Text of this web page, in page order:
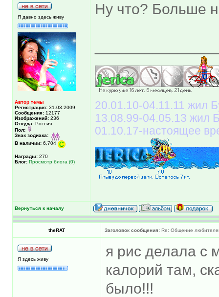
Я давно здесь живу
Автор темы
Регистрация: 31.03.2009
Сообщения: 12177
Изображений: 236
Откуда: Россия
Пол:
Знак зодиака:
В наличии: 6,704
Награды: 270
Блог: Просмотр блога (0)
Ну что? Больше
20.01.10-04.11.11 жил
13.08.99-04.05.13 жил
01.10.17-настоящее
Вернуться к началу
theRAT Заголовок сообщения: Re: Общение
Я здесь живу
я рис делала с
калорий там,
было!!!